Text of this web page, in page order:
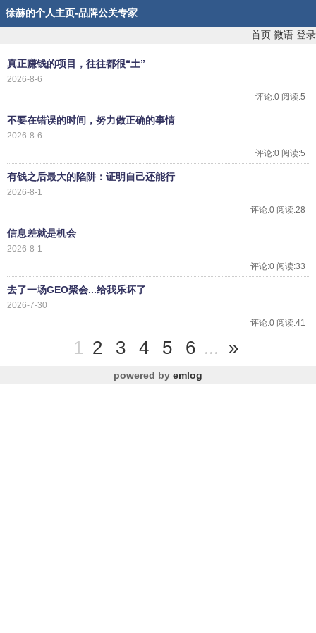
徐赫的个人主页-品牌公关专家
首页 微语 登录
真正赚钱的项目，往往都很“土”
2026-8-6
评论:0 阅读:5
不要在错误的时间，努力做正确的事情
2026-8-6
评论:0 阅读:5
有钱之后最大的陷阱：证明自己还能行
2026-8-1
评论:0 阅读:28
信息差就是机会
2026-8-1
评论:0 阅读:33
去了一场GEO聚会...给我乐坏了
2026-7-30
评论:0 阅读:41
1 2 3 4 5 6 ... »
powered by emlog